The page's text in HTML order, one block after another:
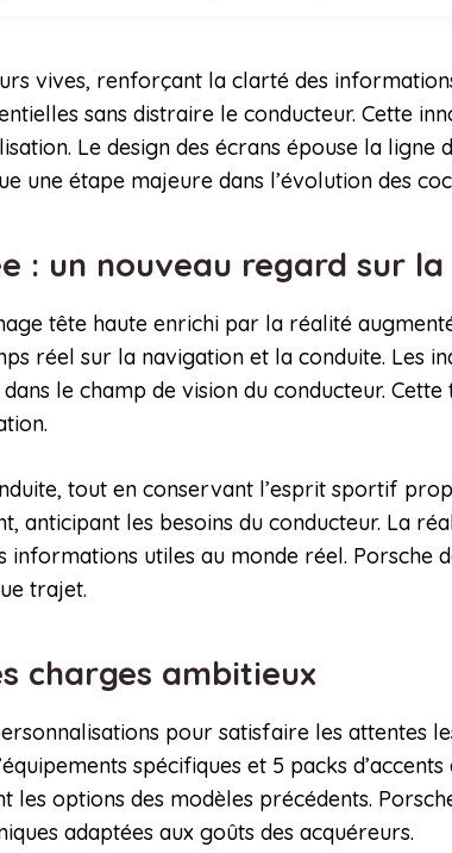
vives, renforçant la clarté des
sans distraire le conducteur. Cette
Le design des écrans épouse la ligne
une étape majeure dans l’évolution des
: un nouveau regard sur
tête haute enrichi par la réalité
réel sur la navigation et la conduite. Les
le champ de vision du conducteur.
tout en conservant l’esprit sportif
anticipant les besoins du conducteur. La
utiles au monde réel. Porsche
trajet.
charges ambitieux
pour satisfaire les attentes
spécifiques et 5 packs
options des modèles précédents.
adaptées aux goûts des acquéreurs.